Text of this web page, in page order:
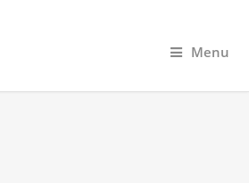
Menu